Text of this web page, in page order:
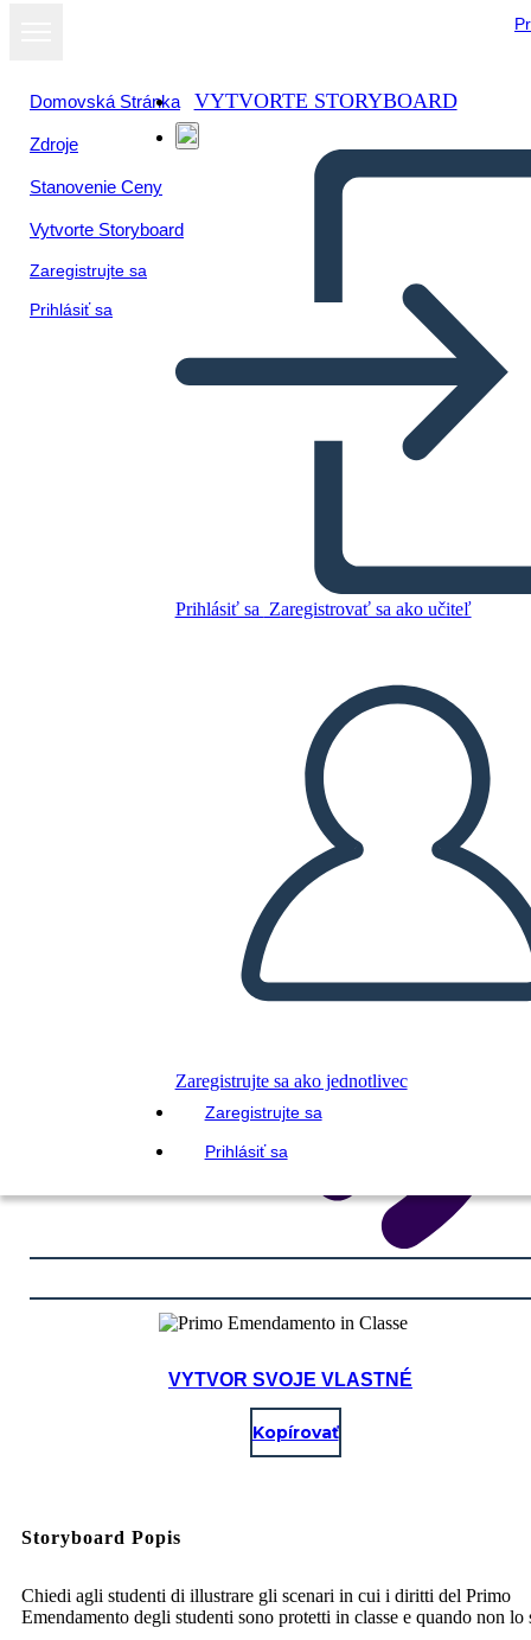
Domovská Stránka
Zdroje
Stanovenie Ceny
Vytvorte Storyboard
Zaregistrujte sa
Prihlásiť sa
VYTVORTE STORYBOARD
Prihlásiť sa Zaregistrovať sa ako učiteľ
Zaregistrujte sa ako jednotlivec
Zaregistrujte sa
Prihlásiť sa
PREHRAŤ PREZENTÁCIU
ČÍTAJ MI
VYTVOR SVOJE VLASTNÉ
Kopírovať
Storyboard Popis
Chiedi agli studenti di illustrare gli scenari in cui i diritti del Primo
Emendamento degli studenti sono protetti in classe e quando non lo